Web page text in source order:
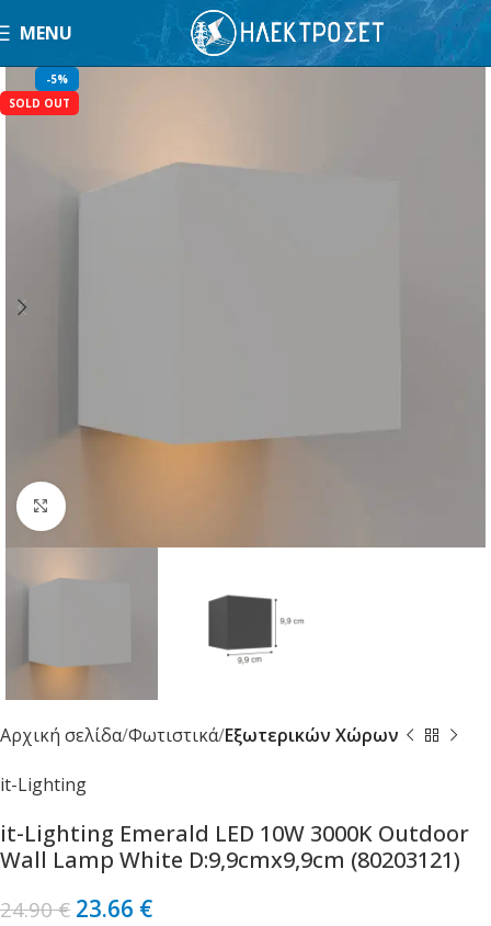
MENU
-5%
SOLD OUT
Κλικ για μεγέθυνση
Αρχική σελίδα Φωτιστικά Εξωτερικών Χώρων
it-Lighting
it-Lighting Emerald LED 10W 3000K Outdoor
Wall Lamp White D:9,9cmx9,9cm (80203121)
24.90€ 23.66 €